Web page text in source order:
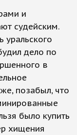
и
судейским.
уральского
дело по
в
позабыл, что
было купить
хищения